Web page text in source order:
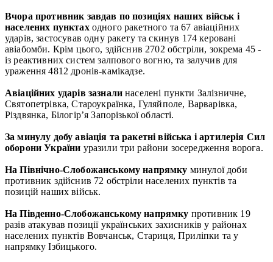
Вчора противник завдав по позиціях наших військ і
населених пунктаходного ракетного та 67 авіаційних
ударів, застосував одну ракету та скинув 174 керовані
авіабомби. Крім цього, здійснив 2702 обстріли, зокрема 45 -
із реактивних систем залпового вогню, та залучив для
ураження 4812 дронів-камікадзе.
Авіаційних ударів зазнали населені пункти Залізничне,
Святопетрівка, Староукраїнка, Гуляйполе, Варварівка,
Різдвянка, Білогір’я Запорізької області.
За минулу добу авіація та ракетні війська і артилерія Сил
оборони України уразили три райони зосередження ворога.
На Північно-Слобожанському напрямку минулої доби
противник здійснив 72 обстріли населених пунктів та
позицій наших військ.
На Південно-Слобожанському напрямку противник 19
разів атакував позиції українських захисників у районах
населених пунктів Вовчанськ, Стариця, Приліпки та у
напрямку Ізбицького.